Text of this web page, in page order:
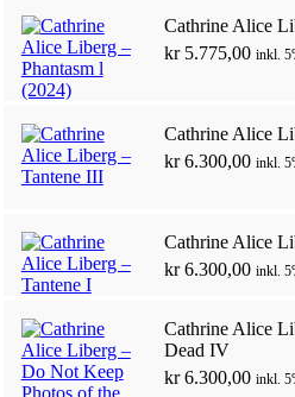
Cathrine Alice
kr5.775,00 inkl.
Cathrine Alice
kr6.300,00 inkl.
Cathrine Alice
kr6.300,00 inkl.
Cathrine Alice
Dead IV
kr6.300,00 inkl.